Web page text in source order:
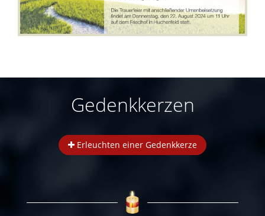
Gedenkkerzen
Erleuchten einer Gedenkkerze